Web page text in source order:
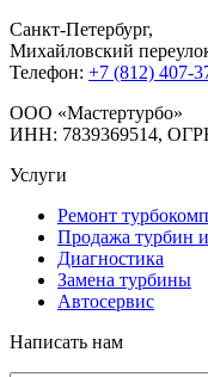
Санкт-Петербург,
Михайловский
Телефон: +7 (812) 407-
OOO «Мастертурбо»
ИНН: 7839369514,
Услуги
Ремонт
Продажа турбин и
Диагностика
Замена турбины
Автосервис
Написать нам